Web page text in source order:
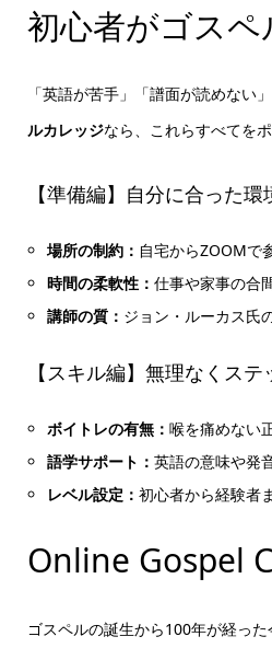
初心者がゴス
「英語が苦手」「譜面が読めない
ルカレッジなら、これらすべてを
【準備編】自分に合った
場所の制約： 自宅からZOOMで
時間の柔軟性：仕事や家事の合
講師の質： ジョン・ルーカス氏
【スキル編】無理なくス
ボイトレの有無：喉を痛めない
語学サポート：英語の意味や発
レベル設定：初心者から経験者
Online Gospel
ゴスペルの誕生から100年が経っ